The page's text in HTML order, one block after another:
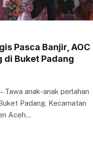
Pasca Banjir, AOC
di Buket Padang
Tawa anak-anak perlahan
Padang, Kecamatan
Aceh…